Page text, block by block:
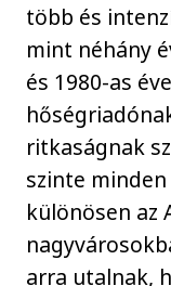
több és
mint néhány
és 1980-as
ritkaságnak
szinte
különösen az
arra utalnak,